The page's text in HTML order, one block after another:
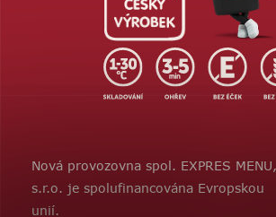
Nová provozovna spol. EXPRES MENU,
s.r.o. je spolufinancována Evropskou
unií.